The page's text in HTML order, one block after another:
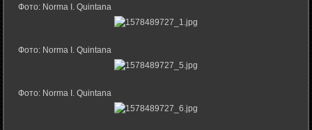
Фото: Norma I. Quintana
Фото: Norma I. Quintana
Фото: Norma I. Quintana